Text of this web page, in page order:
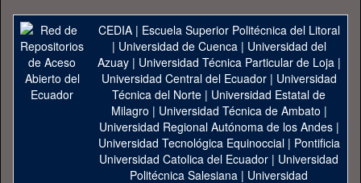
CEDIA| Escuela Superior Politécnica del Litoral
| Universidad de Cuenca| Universidad del
Azuay| Universidad Técnica Particular de Loja|
Universidad Central del Ecuador| Universidad
Técnica del Norte | Universidad Estatal de
Milagro | Universidad Técnica de Ambato |
Universidad Regional Autónoma de los Andes|
Universidad Tecnológica Equinoccial| Pontificia
Universidad Catolica del Ecuador | Universidad
Politécnica Salesiana | Universidad